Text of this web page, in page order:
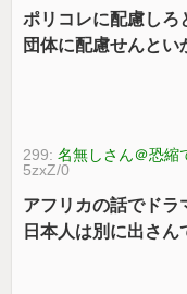
ポリコレに配慮しろ
団体に配慮せんとい
299:名無しさん＠恐縮
5zxZ/0
アフリカの話でドラ
日本人は別に出さん